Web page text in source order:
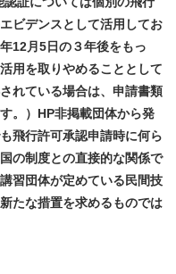
ビデンスとして活用してお
12月5日の３年後をもっ
用を取りやめることとして
れている場合は、申請書類
。）HP非掲載団体から発
飛行許可承認申請時に何ら
の制度との直接的な関係で
習団体が定めている民間技
たな措置を求めるものでは